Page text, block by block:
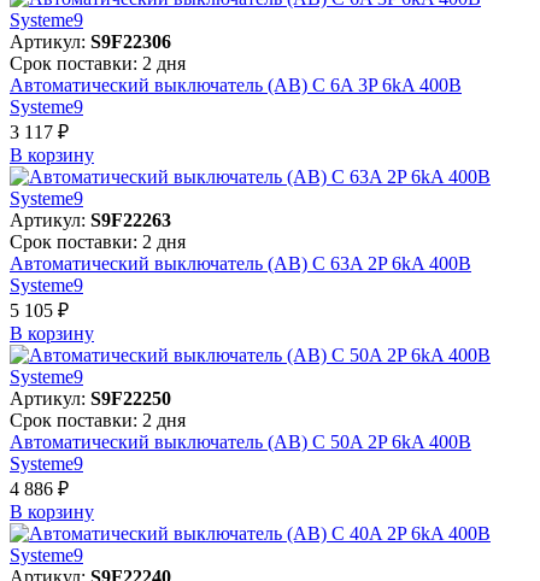
Артикул: S9F22306
Срок поставки: 2 дня
Автоматический выключатель (АВ) C 6A 3P 6kA 400В
Systeme9
3 117 ₽
В корзинy
Артикул: S9F22263
Срок поставки: 2 дня
Автоматический выключатель (АВ) C 63A 2P 6kA 400В
Systeme9
5 105 ₽
В корзинy
Артикул: S9F22250
Срок поставки: 2 дня
Автоматический выключатель (АВ) C 50A 2P 6kA 400В
Systeme9
4 886 ₽
В корзинy
Артикул: S9F22240